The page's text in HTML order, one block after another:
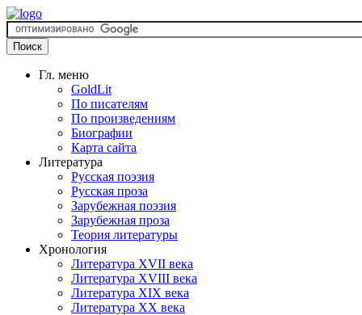
Гл. меню
GoldLit
По писателям
По произведениям
Биографии
Карта сайта
Литература
Русская поэзия
Русская проза
Зарубежная поэзия
Зарубежная проза
Теория литературы
Хронология
Литература XVII века
Литература XVIII века
Литература XIX века
Литература XX века